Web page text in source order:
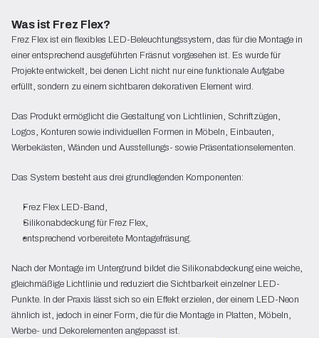
Was ist Frez Flex?
Frez Flex ist ein flexibles LED-Beleuchtungssystem, das für die Montage in
einer entsprechend ausgeführten Fräsnut vorgesehen ist. Es wurde für
Projekte entwickelt, bei denen Licht nicht nur eine funktionale Aufgabe
erfüllt, sondern zu einem sichtbaren dekorativen Element wird.
Das Produkt ermöglicht die Gestaltung von Lichtlinien, Schriftzügen,
Logos, Konturen sowie individuellen Formen in Möbeln, Einbauten,
Werbekästen, Wänden und Ausstellungs- sowie Präsentationselementen.
Das System besteht aus drei grundlegenden Komponenten:
Frez Flex LED-Band,
Silikonabdeckung für Frez Flex,
entsprechend vorbereitete Montagefräsung.
Nach der Montage im Untergrund bildet die Silikonabdeckung eine weiche,
gleichmäßige Lichtlinie und reduziert die Sichtbarkeit einzelner LED-
Punkte. In der Praxis lässt sich so ein Effekt erzielen, der einem LED-Neon
ähnlich ist, jedoch in einer Form, die für die Montage in Platten, Möbeln,
Werbe- und Dekorelementen angepasst ist.